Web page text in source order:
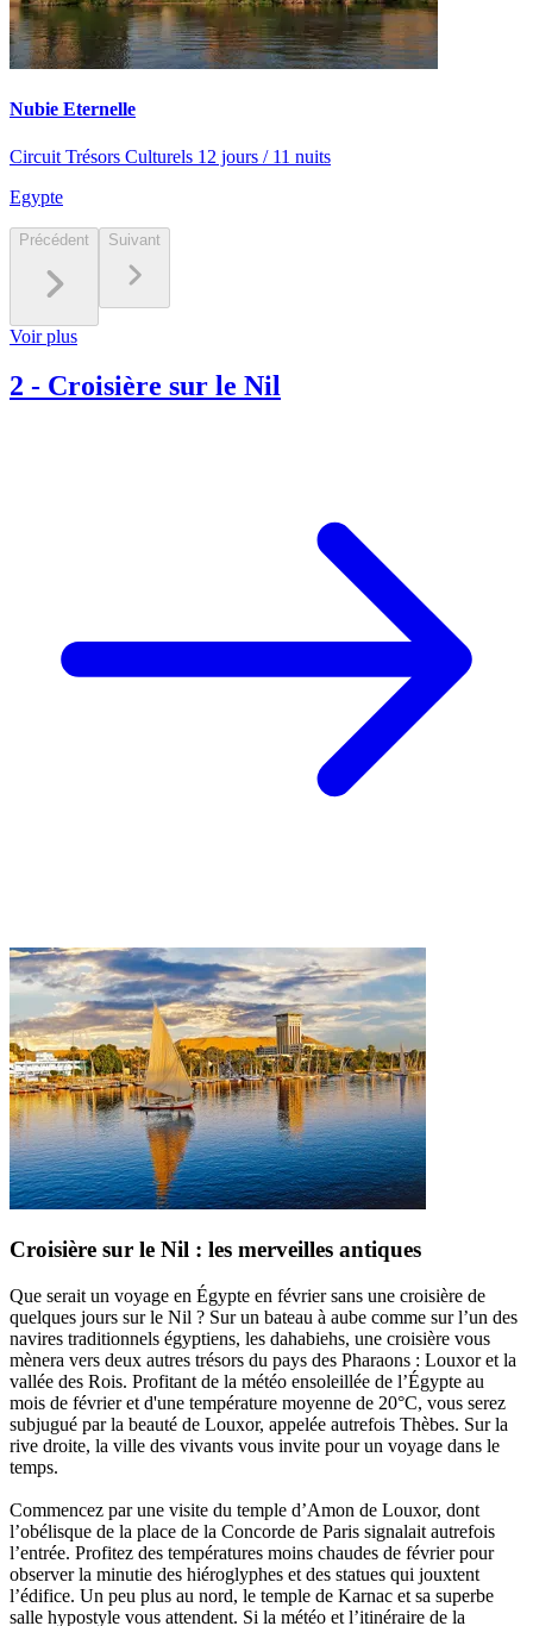
Nubie Eternelle
Circuit Trésors Culturels 12 jours / 11 nuits
Egypte
Précédent Suivant
Voir plus
2 - Croisière sur le Nil
Croisière sur le Nil : les merveilles antiques
Que serait un voyage en Égypte en février sans une croisière de
quelques jours sur le Nil ? Sur un bateau à aube comme sur l’un des
navires traditionnels égyptiens, les dahabiehs, une croisière vous
mènera vers deux autres trésors du pays des Pharaons : Louxor et la
vallée des Rois. Profitant de la météo ensoleillée de l’Égypte au
mois de février et d'une température moyenne de 20°C, vous serez
subjugué par la beauté de Louxor, appelée autrefois Thèbes. Sur la
rive droite, la ville des vivants vous invite pour un voyage dans le
temps.
Commencez par une visite du temple d’Amon de Louxor, dont
l’obélisque de la place de la Concorde de Paris signalait autrefois
l’entrée. Profitez des températures moins chaudes de février pour
observer la minutie des hiéroglyphes et des statues qui jouxtent
l’édifice. Un peu plus au nord, le temple de Karnac et sa superbe
salle hypostyle vous attendent. Si la météo et l’itinéraire de la